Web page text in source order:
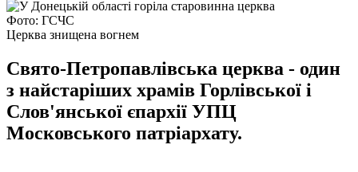
Фото: ГСЧС
Церква знищена вогнем
Свято-Петропавлівська церква - один
з найстаріших храмів Горлівської і
Слов'янської єпархії УПЦ
Московського патріархату.